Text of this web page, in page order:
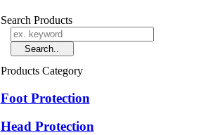
Search Products
Products Category
Foot Protection
Head Protection